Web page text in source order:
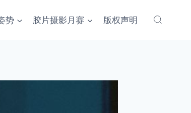
势 胶片摄影月赛 版权声明